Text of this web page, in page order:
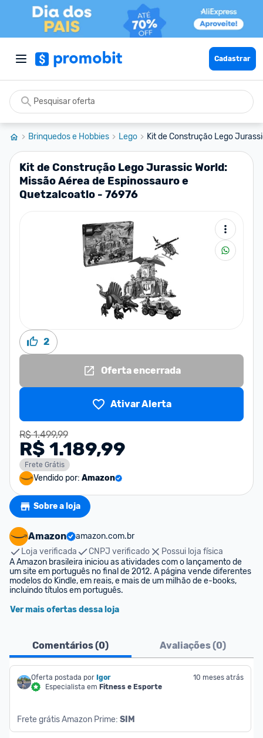
Cadastrar
Brinquedos e Hobbies Lego Kit de Construção Lego
Kit de Construção Lego Jurassic World:
Missão Aérea de Espinossauro e
Quetzalcoatlo - 76976
2
Oferta encerrada
Ativar Alerta
R$ 1.499,99
R$ 1.189,99
Frete Grátis
Vendido por: Amazon
Sobre a loja
Amazon
amazon.com.br
Loja verificada
CNPJ verificado
Possui loja física
A Amazon brasileira iniciou as atividades com o lançamento de
um site em português no final de 2012. A página vende diferentes
modelos do Kindle, em reais, e mais de um milhão de e-books,
incluindo títulos em português.
Ver mais ofertas dessa loja
Comentários (0) Avaliações (0)
Oferta postada por Igor
Especialista em Fitness e Esporte
10 meses atrás
Frete grátis Amazon Prime: SIM